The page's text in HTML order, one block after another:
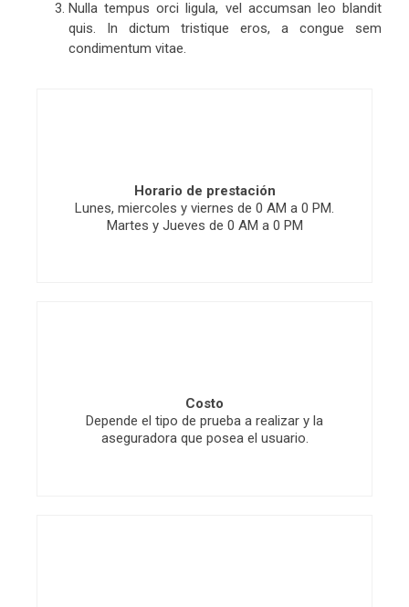
Nulla tempus orci ligula, vel accumsan leo blandit
quis. In dictum tristique eros, a congue sem
condimentum vitae.
Horario de prestación
Lunes, miercoles y viernes de 0 AM a 0 PM.
Martes y Jueves de 0 AM a 0 PM
Costo
Depende el tipo de prueba a realizar y la
aseguradora que posea el usuario.